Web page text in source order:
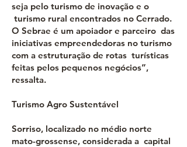
seja pelo turismo de inovação e o
turismo rural encontrados no Cerrado.
O Sebrae é um apoiador e parceiro das
iniciativas empreendedoras no turismo
com a estruturação de rotas turísticas
feitas pelos pequenos negócios”,
ressalta.
Turismo Agro Sustentável
Sorriso, localizado no médio norte
mato-grossense, considerada a capital